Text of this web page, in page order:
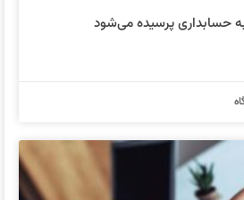
حسابداری پرسیده می‌شود